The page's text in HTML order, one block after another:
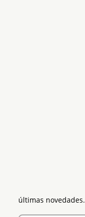
últimas novedades.